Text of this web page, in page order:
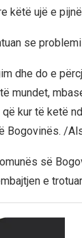
ujë e
se
dhe do e
mundet,
kur të ketë
Bogovinës. /
së
e